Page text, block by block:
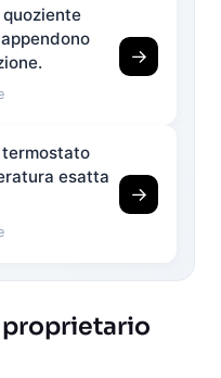
quoziente
→
termostato
esatta
→
proprietario